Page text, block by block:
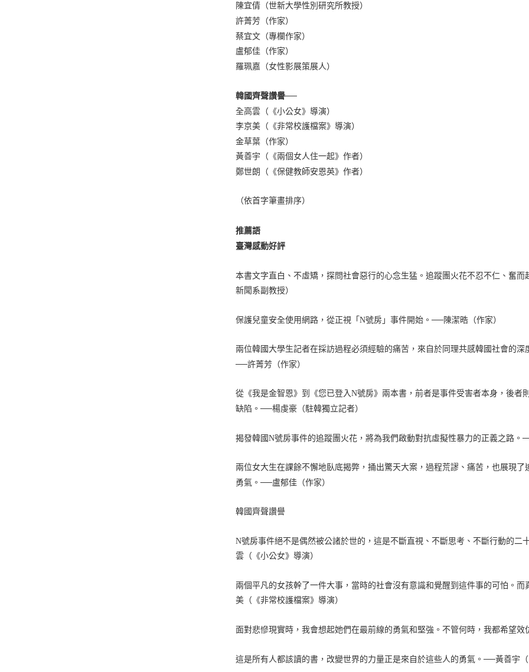
陳宜倩（世新大學性別研究所教授）
許菁芳（作家）
蔡宜文（專欄作家）
盧郁佳（作家）
羅珮嘉（女性影展策展人）
韓國齊聲讚譽──
全高雲（《小公女》導演）
李京美（《非常校護檔案》導演）
金草葉（作家）
黃善宇（《兩個女人住一起》作者）
鄭世朗（《保健教師安恩英》作者）
（依首字筆畫排序）
推薦語
臺灣感動好評
本書文字直白、不虛矯，探問社會惡行的心念生猛。追蹤團火花不忍不仁、奮
新聞系副教授）
保護兒童安全使用網路，從正視「N號房」事件開始。──陳潔晧（作家）
兩位韓國大學生記者在採訪過程必須經驗的痛苦，來自於同理共感韓國社會的
──許菁芳（作家）
從《我是金智恩》到《您已登入N號房》兩本書，前者是事件受害者本身，後者
缺陷。──楊虔豪（駐韓獨立記者）
揭發韓國N號房事件的追蹤團火花，將為我們啟動對抗虛擬性暴力的正義之路。
⃝兩位女大生在課餘不懈地臥底揭弊，捅出驚天大案，過程荒謬、痛苦，也展現
勇氣。──盧郁佳（作家）
韓國齊聲讚譽
N號房事件絕不是偶然被公諸於世的，這是不斷直視、不斷思考、不斷行動的
雲（《小公女》導演）
兩個平凡的女孩幹了一件大事，當時的社會沒有意識和覺醒到這件事的可怕。
美（《非常校護檔案》導演）
面對悲慘現實時，我會想起她們在最前線的勇氣和堅強。不管何時，我都希望
這是所有人都該讀的書，改變世界的力量正是來自於這些人的勇氣。──黃善宇